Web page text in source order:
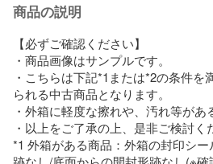
商品の説明
【必ずご確認ください】
・商品画像はサンプルです。
・こちらは下記*1または*2の条件を
られる中古商品となります。
・外箱に軽度な擦れや、汚れ等があ
・以上をご了承の上、是非ご検討く
*1 外箱がある商品：外箱の封印シ